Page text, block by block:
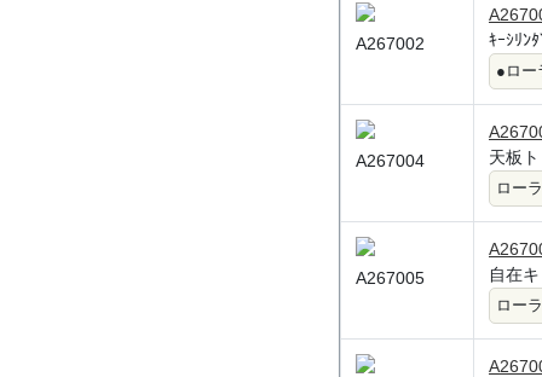
A267002
ｷｰｼﾘﾝ
●ロー
A267004
天板
ロー
A267005
自在
ロー